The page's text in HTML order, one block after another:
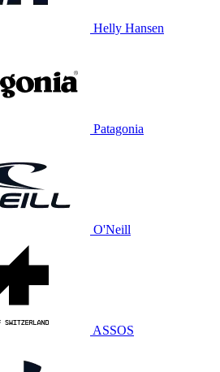
Helly Hansen
Patagonia
O'Neill
ASSOS